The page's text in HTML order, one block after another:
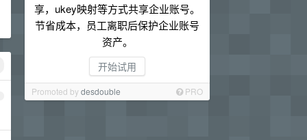
享，ukey映射等方式共享企业账号。
节省成本，员工离职后保护企业账号
资产。
开始试用
Promoted bydesdouble PRO